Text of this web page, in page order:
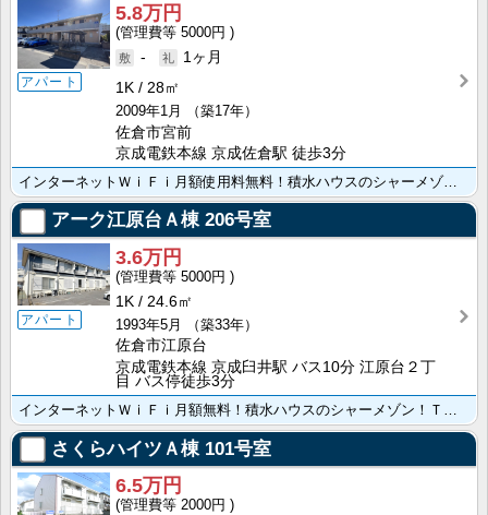
アパート
5.8万円
5000円
-
1ヶ月
1K
28㎡
2009年1月
（築17年）
佐倉市宮前
京成電鉄本線 京成佐倉駅 徒歩3分
インターネットＷｉＦｉ月額使用料無料！積水ハウスのシャーメゾン！電動シャッター！ビルトインコンロ！温･･･
アーク江原台Ａ棟206号室
アパート
3.6万円
5000円
1K
24.6㎡
1993年5月
（築33年）
佐倉市江原台
京成電鉄本線 京成臼井駅 バス10分 江原台２丁
目 バス停徒歩3分
さくらハイツＡ棟 101号室
6.5万円
2000円